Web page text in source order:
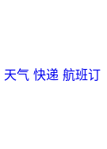
天气 快递 航班订